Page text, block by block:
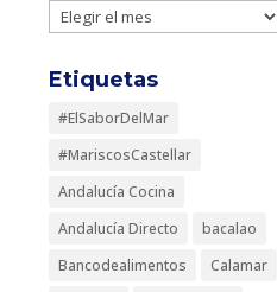
Archivos
Etiquetas
#ElSaborDelMar
#MariscosCastellar
Andalucía Cocina
Andalucía Directo
bacalao
Bancodealimentos
Calamar